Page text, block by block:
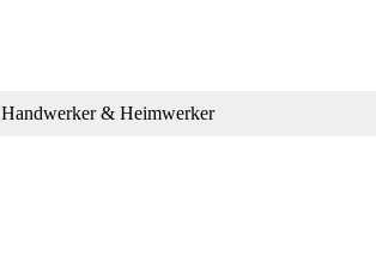
Handwerker & Heimwerker